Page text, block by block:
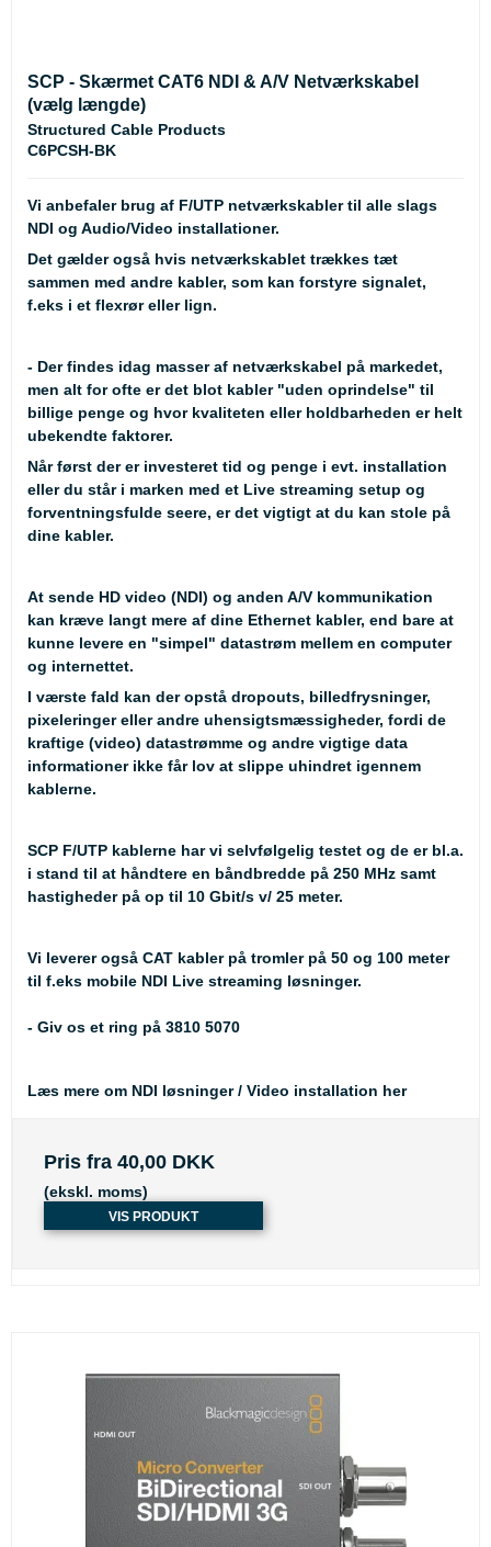
SCP - Skærmet CAT6 NDI & A/V Netværkskabel
(vælg længde)
Structured Cable Products
C6PCSH-BK
Vi anbefaler brug af F/UTP netværkskabler til alle slags
NDI og Audio/Video installationer.
Det gælder også hvis netværkskablet trækkes tæt
sammen med andre kabler, som kan forstyre signalet,
f.eks i et flexrør eller lign.
- Der findes idag masser af netværkskabel på markedet,
men alt for ofte er det blot kabler "uden oprindelse" til
billige penge og hvor kvaliteten eller holdbarheden er helt
ubekendte faktorer.
Når først der er investeret tid og penge i evt. installation
eller du står i marken med et Live streaming setup og
forventningsfulde seere, er det vigtigt at du kan stole på
dine kabler.
At sende HD video (NDI) og anden A/V kommunikation
kan kræve langt mere af dine Ethernet kabler, end bare at
kunne levere en "simpel" datastrøm mellem en computer
og internettet.
I værste fald kan der opstå dropouts, billedfrysninger,
pixeleringer eller andre uhensigtsmæssigheder, fordi de
kraftige (video) datastrømme og andre vigtige data
informationer ikke får lov at slippe uhindret igennem
kablerne.
SCP F/UTP kablerne har vi selvfølgelig testet og de er bl.a.
i stand til at håndtere en båndbredde på 250 MHz samt
hastigheder på op til 10 Gbit/s v/ 25 meter.
Vi leverer også CAT kabler på tromler på 50 og 100 meter
til f.eks mobile NDI Live streaming løsninger.
- Giv os et ring på 3810 5070
Læs mere om NDI løsninger / Video installation her
Pris fra 40,00 DKK
(ekskl. moms)
VIS PRODUKT